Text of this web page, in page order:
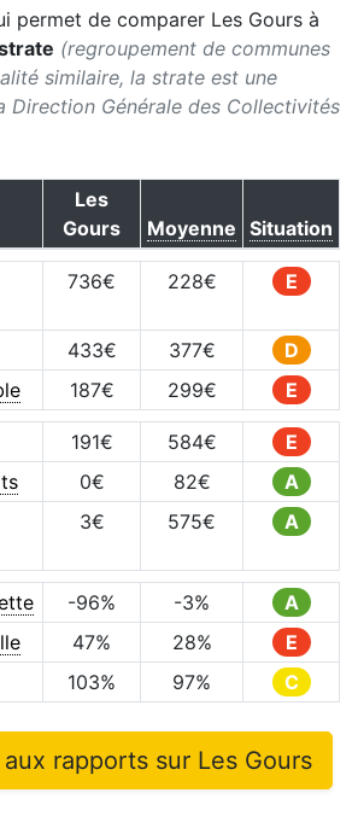
permet de comparer Les Gours à
(regroupement de communes
similaire, la strate est une
Direction Générale des Collectivités
Les
Gours
Moyenne Situation
736€ 228€ E
433€ 377€
D
187€ 299€ E
191€ 584€
E
0€ 82€
A
3€ 575€ A
-96% -3%
A
47% 28%
E
103% 97% C
rapports sur Les Gours